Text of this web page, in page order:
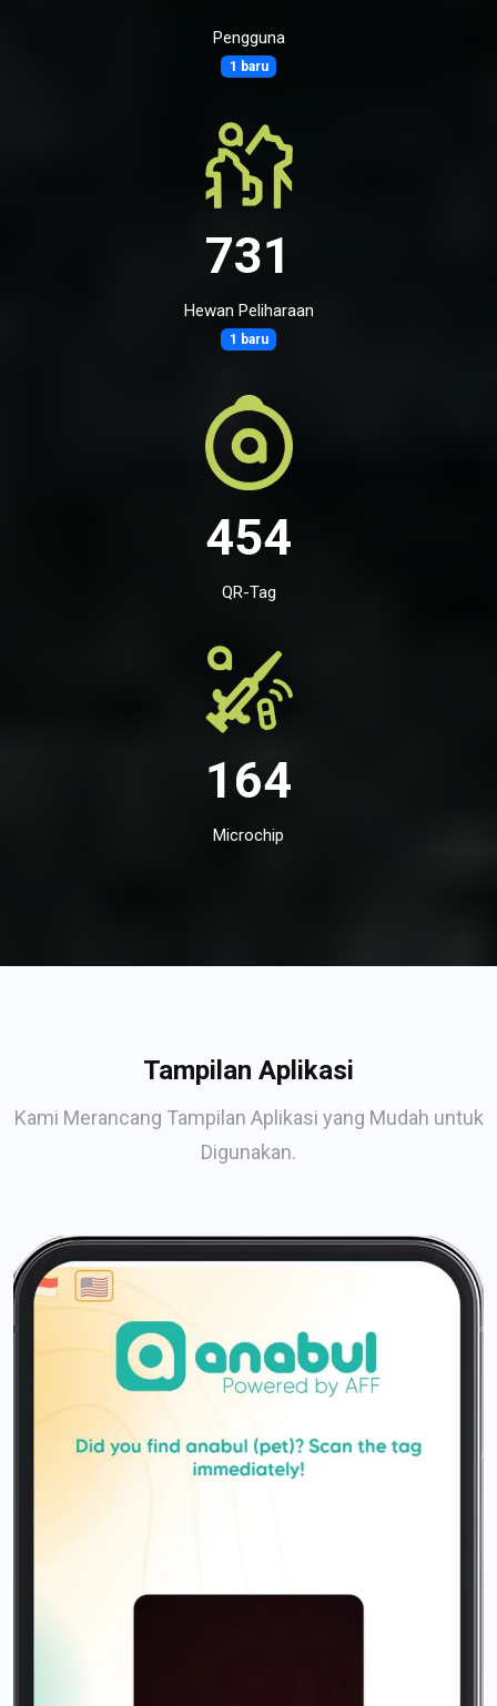
Pengguna
1 baru
731
Hewan Peliharaan
1 baru
454
QR-Tag
164
Microchip
Tampilan Aplikasi
Kami Merancang Tampilan Aplikasi yang Mudah untuk
Digunakan.